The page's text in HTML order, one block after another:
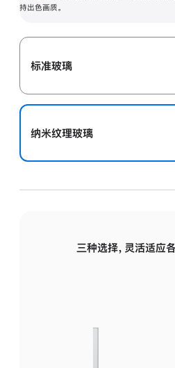
持出色画质。
开
标准玻璃
纳米纹理玻璃
三种选择，灵活适应